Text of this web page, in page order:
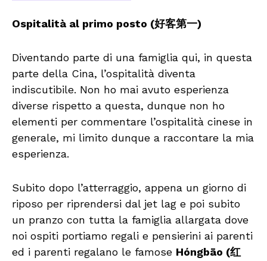
Ospitalità al primo posto (好客第一)
Diventando parte di una famiglia qui, in questa
parte della Cina, l’ospitalità diventa
indiscutibile. Non ho mai avuto esperienza
diverse rispetto a questa, dunque non ho
elementi per commentare l’ospitalità cinese in
generale, mi limito dunque a raccontare la mia
esperienza.
Subito dopo l’atterraggio, appena un giorno di
riposo per riprendersi dal jet lag e poi subito
un pranzo con tutta la famiglia allargata dove
noi ospiti portiamo regali e pensierini ai parenti
ed i parenti regalano le famose Hóngbāo (红